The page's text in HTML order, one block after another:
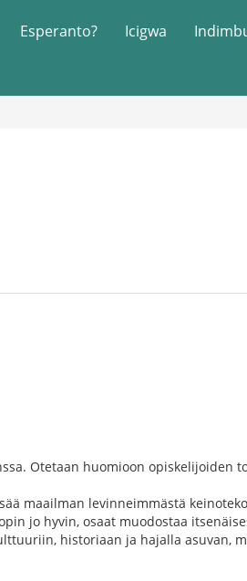
Esperanto? Icigwa
Otetaan huomioon opiskelijoiden
maailman levinneimmästä
jo hyvin, osaat muodostaa
historiaan ja hajalla asuvan,